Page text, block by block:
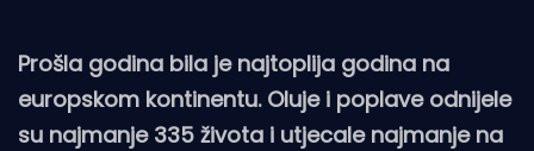
Prošla godina bila je najtoplija godina na
europskom kontinentu. Oluje i poplave odnijele
su najmanje 335 života i utjecale najmanje na